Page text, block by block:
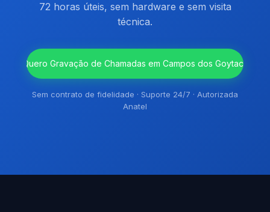
72 horas úteis, sem hardware e sem visita
técnica.
Quero Gravação de Chamadas em Campos dos Goytacazes
Sem contrato de fidelidade · Suporte 24/7 · Autorizada
Anatel